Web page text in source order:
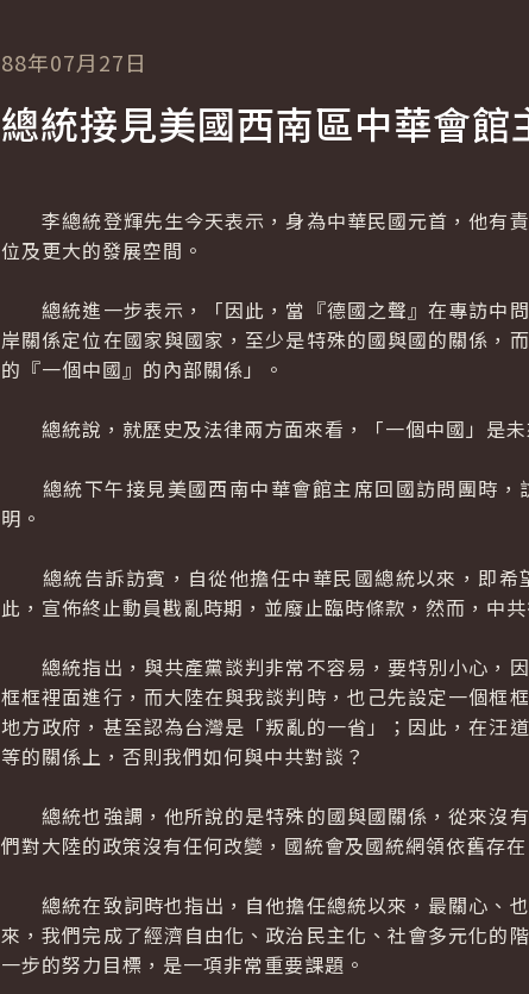
88年07月27日
總統接見美國西南區中華會館
李總統登輝先生今天表示，身為中華民國元首，他有
位及更大的發展空間。
總統進一步表示，「因此，當『德國之聲』在專訪中
岸關係定位在國家與國家，至少是特殊的國與國的關係，
的『一個中國』的內部關係」。
總統說，就歷史及法律兩方面來看，「一個中國」是未
總統下午接見美國西南中華會館主席回國訪問團時，
明。
總統告訴訪賓，自從他擔任中華民國總統以來，即希
此，宣佈終止動員戡亂時期，並廢止臨時條款，然而，中
總統指出，與共產黨談判非常不容易，要特別小心，
框框裡面進行，而大陸在與我談判時，也己先設定一個框
地方政府，甚至認為台灣是「叛亂的一省」；因此，在汪
等的關係上，否則我們如何與中共對談？
總統也強調，他所說的是特殊的國與國關係，從來沒
們對大陸的政策沒有任何改變，國統會及國統網領依舊存
總統在致詞時也指出，自他擔任總統以來，最關心、
來，我們完成了經濟自由化、政治民主化、社會多元化的
一步的努力目標，是一項非常重要課題。